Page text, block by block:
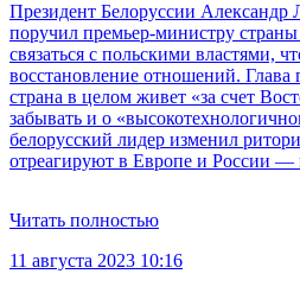
Президент Белоруссии Александр
поручил премьер-министру
связаться с польскими властями,
восстановление отношений. Глава
страна в целом живет «за счет
забывать и о
белорусский лидер изменил
отреагируют в Европе и России —
Читать полностью
11 августа 2023 10:16